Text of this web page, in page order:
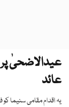
عیدالاضحیٰ
عائد
یہ اقدام مقامی سنیما کو